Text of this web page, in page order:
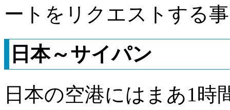
ートをリクエストする
日本～サイパン
日本の空港にはまあ1